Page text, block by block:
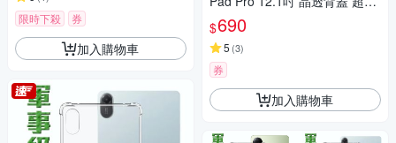
限時下殺 券
加入購物車
皮紋皮套+9H玻璃貼
$690
5 (3)
券
加入購物車